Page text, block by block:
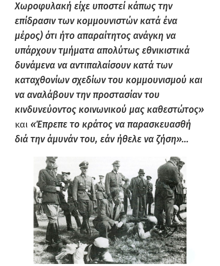
Χωροφυλακή είχε υποστεί κάπως την
επίδρασιν των κομμουνιστών κατά ένα
μέρος) ότι ήτο απαραίτητος ανάγκη να
υπάρχουν τμήματα απολύτως εθνικιστικά
δυνάμενα να αντιπαλαίσουν κατά των
καταχθονίων σχεδίων του κομμουνισμού και
να αναλάβουν την προστασίαν του
κινδυνεύοντος κοινωνικού μας καθεστώτος»
και «Έπρεπε το κράτος να παρασκευασθή
διά την άμυνάν του, εάν ήθελε να ζήση»…